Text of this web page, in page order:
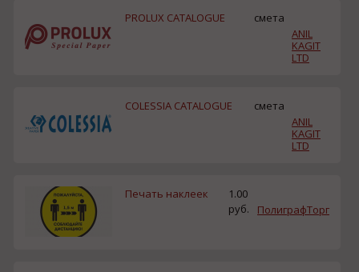
PROLUX CATALOGUE
смета
ANIL
KAGIT
LTD
COLESSIA CATALOGUE
смета
ANIL
KAGIT
LTD
Печать наклеек
1.00
руб.
ПолиграфТорг